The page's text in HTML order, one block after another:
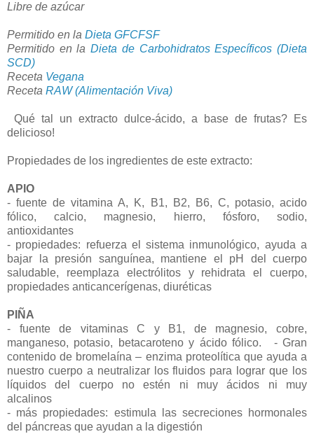
Libre de azúcar
Permitido en la Dieta GFCFSF
Permitido en laDieta de Carbohidratos Específicos (Dieta
SCD)
Receta Vegana
Receta RAW (Alimentación Viva)
Qué tal un extracto dulce-ácido, a base de frutas? Es
delicioso!
Propiedades de los ingredientes de este extracto:
APIO
- fuente de vitamina A, K, B1, B2, B6, C, potasio, acido
fólico, calcio, magnesio, hierro, fósforo, sodio,
antioxidantes
- propiedades: refuerza el sistema inmunológico, ayuda a
bajar la presión sanguínea, mantiene el pH del cuerpo
saludable, reemplaza electrólitos y rehidrata el cuerpo,
propiedades anticancerígenas, diuréticas
PIÑA
- fuente de vitaminas C y B1, de magnesio, cobre,
manganeso, potasio, betacaroteno y ácido fólico. - Gran
contenido de bromelaína – enzima proteolítica que ayuda a
nuestro cuerpo a neutralizar los fluidos para lograr que los
líquidos del cuerpo no estén ni muy ácidos ni muy
alcalinos
- más propiedades: estimula las secreciones hormonales
del páncreas que ayudan a la digestión